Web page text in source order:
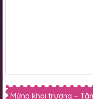
Mừng khai trương –